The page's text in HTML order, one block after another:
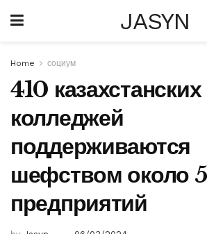
JASYN
Home социум
410 казахстанских
колледжей
поддерживаются
шефством около
предприятий